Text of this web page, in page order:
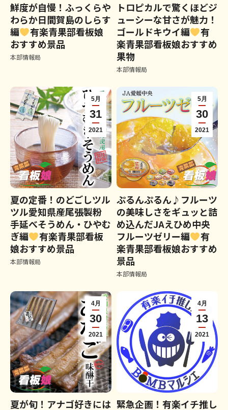
鮮度が自慢！ふっくらや
わらか日間賀島のしらす
編
有楽青果部看板娘
おすすめ景品
本部情報局
トロピカルで驚くほどジ
ューシーな甘さが魅力！
ゴールドキウイ編
有
楽青果部看板娘おすすめ
果物
本部情報局
5月
31
2021
夏の定番！のどごしツル
ツル愛知県産尾張製粉
手延べそうめん・ひやむ
ぎ編
有楽青果部看板
娘おすすめ景品
本部情報局
5月
30
2021
ぷるんぷるん♪フルーツ
の美味しさをギュッと詰
め込んだJAえひめ中央
フルーツゼリー編
有
楽青果部看板娘おすすめ
景品
本部情報局
4月
30
2021
夏が旬！アナゴ好きには
4月
13
2021
緊急企画！有楽イチ推し